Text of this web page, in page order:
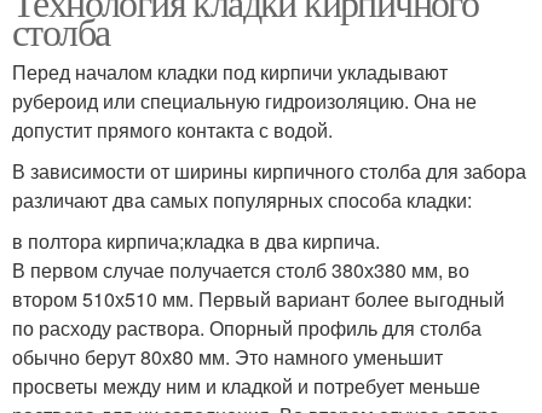
столба
Перед началом кладки под кирпичи укладывают
рубероид или специальную гидроизоляцию. Она не
допустит прямого контакта с водой.
В зависимости от ширины кирпичного столба для забора
различают два самых популярных способа кладки:
в полтора кирпича;кладка в два кирпича.
В первом случае получается столб 380х380 мм, во
втором 510х510 мм. Первый вариант более выгодный
по расходу раствора. Опорный профиль для столба
обычно берут 80х80 мм. Это намного уменьшит
просветы между ним и кладкой и потребует меньше